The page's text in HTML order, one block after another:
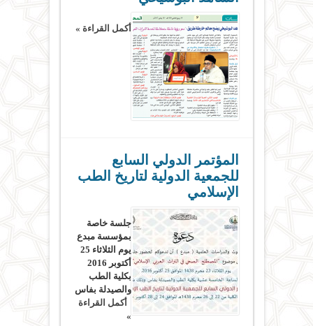
أكمل القراءة »
المؤتمر الدولي السابع
للجمعية الدولية لتاريخ الطب
الإسلامي
جلسة خاصة
بمؤسسة مبدع
يوم الثلاثاء 25
أكتوبر 2016
بكلية الطب
والصيدلة بفاس
أكمل القراءة
»